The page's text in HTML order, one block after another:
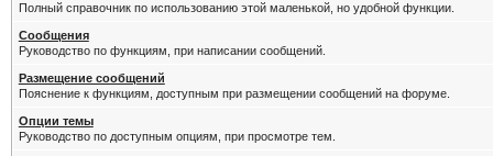
Полный справочник по использованию этой маленькой, но удобной функции.
Сообщения
Руководство по функциям, при написании сообщений.
Размещение сообщений
Пояснение к функциям, доступным при размещении сообщений на форуме.
Опции темы
Руководство по доступным опциям, при просмотре тем.